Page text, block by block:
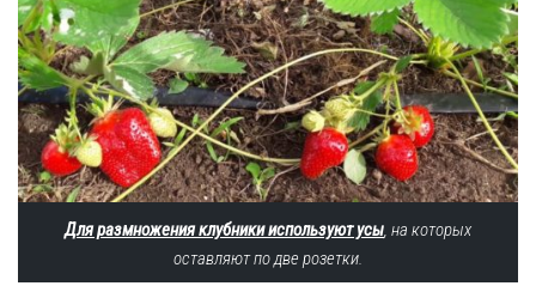
Для размножения клубники используют усы, на которых
оставляют по две розетки.